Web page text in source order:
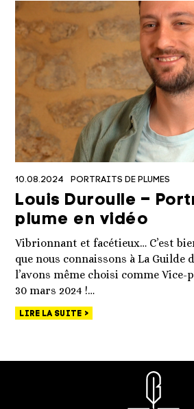
10.08.2024 PORTRAITS DE PLUMES
Louis Duroulle –
plume en vidéo
Vibrionnant et facétieux… C’est
que nous connaissons à La Guilde
l’avons même choisi comme
30 mars 2024 !…
LIRE LA SUITE